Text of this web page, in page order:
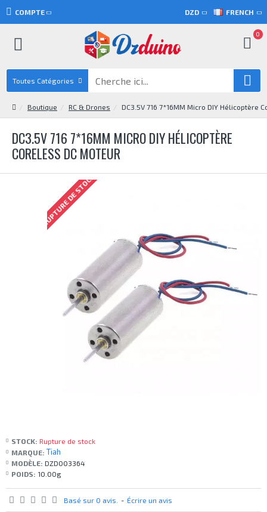
COMPTE DZD FRENCH
0
Toutes Catégories
Boutique RC & Drones DC3.5V 716 7*16MM Micro DIY Hélicoptère
DC3.5V 716 7*16MM MICRO DIY HÉLICOPTÈRE
CORELESS DC MOTEUR
RUPTURE DE STOCK
STOCK: Rupture de stock
MARQUE: Tiah
MODÈLE: DZD003364
POIDS: 10.00g
Basé sur 0 avis. - Écrire un avis